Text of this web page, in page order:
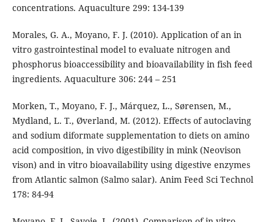
concentrations. Aquaculture 299: 134-139
Morales, G. A., Moyano, F. J. (2010). Application of an in
vitro gastrointestinal model to evaluate nitrogen and
phosphorus bioaccessibility and bioavailability in fish feed
ingredients. Aquaculture 306: 244 – 251
Morken, T., Moyano, F. J., Márquez, L., Sørensen, M.,
Mydland, L. T., Øverland, M. (2012). Effects of autoclaving
and sodium diformate supplementation to diets on amino
acid composition, in vivo digestibility in mink (Neovison
vison) and in vitro bioavailability using digestive enzymes
from Atlantic salmon (Salmo salar). Anim Feed Sci Technol
178: 84-94